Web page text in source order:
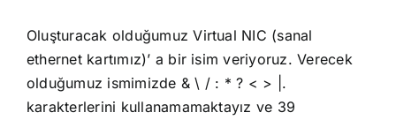
Oluşturacak olduğumuz Virtual NIC (sanal
ethernet kartımız)’ a bir isim veriyoruz. Verecek
olduğumuz ismimizde & \ / : * ? < > |.
karakterlerini kullanamamaktayız ve 39